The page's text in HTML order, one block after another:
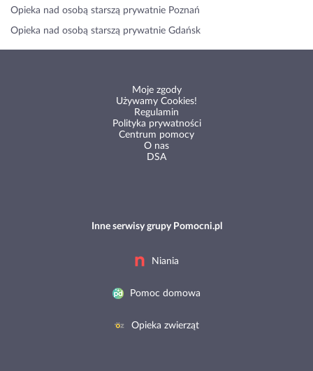
Opieka nad osobą starszą prywatnie Poznań
Opieka nad osobą starszą prywatnie Gdańsk
Moje zgody
Używamy Cookies!
Regulamin
Polityka prywatności
Centrum pomocy
O nas
DSA
Inne serwisy grupy Pomocni.pl
Niania
Pomoc domowa
Opieka zwierząt